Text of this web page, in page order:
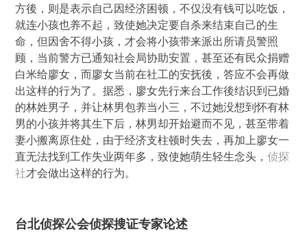
方後，则是表示自己因经济困顿，不仅没有钱可以吃饭，
就连小孩也养不起，致使她决定要自杀来结束自己的生
命，但因舍不得小孩，才会将小孩带来派出所请员警照
顾，当前警方已通知社会局协助安置，甚至还有民众捐赠
白米给廖女，而廖女当前在社工的安抚後，答应不会再做
出这样的行为了。据悉，廖女先行来台工作後结识到已婚
的林姓男子，并让林男包养当小三，不过她没想到怀有林
男的小孩并将其生下后，林男却开始避而不见，甚至带着
妻小搬离原住处，由于经济支柱顿时失去，再加上廖女一
直无法找到工作失业两年多，致使她萌生轻生念头，侦探
社才会做出这样的行为。
台北侦探公会侦探搜证专家论述